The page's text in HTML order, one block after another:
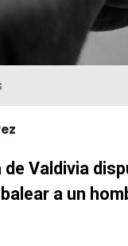
de Valdivia
a un